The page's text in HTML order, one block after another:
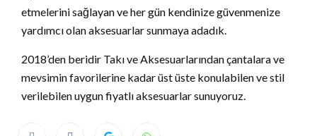
etmelerini sağlayan ve her gün kendinize güvenmenize
yardımcı olan aksesuarlar sunmaya adadık.
2018’den beridir Takı ve Aksesuarlarından çantalara ve
mevsimin favorilerine kadar üst üste konulabilen ve stil
verilebilen uygun fiyatlı aksesuarlar sunuyoruz.